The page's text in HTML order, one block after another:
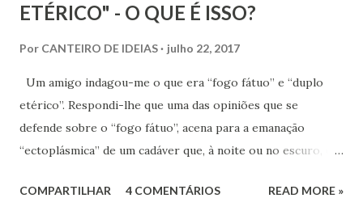
ETÉRICO" - O QUE É ISSO?
Por CANTEIRO DE IDEIAS julho 22, 2017
Um amigo indagou-me o que era “fogo fátuo” e “duplo
etérico”. Respondi-lhe que uma das opiniões que se
defende sobre o “fogo fátuo”, acena para a emanação
“ectoplásmica” de um cadáver que, à noite ou no escuro, é
fósforo “ectoplásmico” em presença do oxigênio
COMPARTILHAR 4 COMENTÁRIOS READ MORE »